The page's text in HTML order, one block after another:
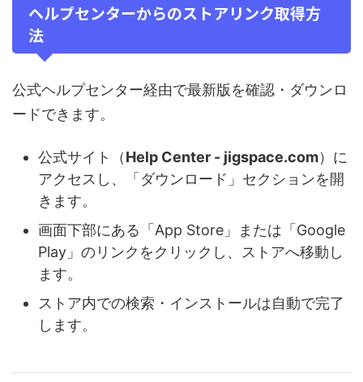
ヘルプセンターからのストアリンク取得方
法
公式ヘルプセンター経由で最新版を確認・ダウンロ
ードできます。
公式サイト（Help Center - jigspace.com）に
アクセスし、「ダウンロード」セクションを開
きます。
画面下部にある「App Store」または「Google
Play」のリンクをクリックし、ストアへ移動し
ます。
ストア内での検索・インストールは自動で完了
します。